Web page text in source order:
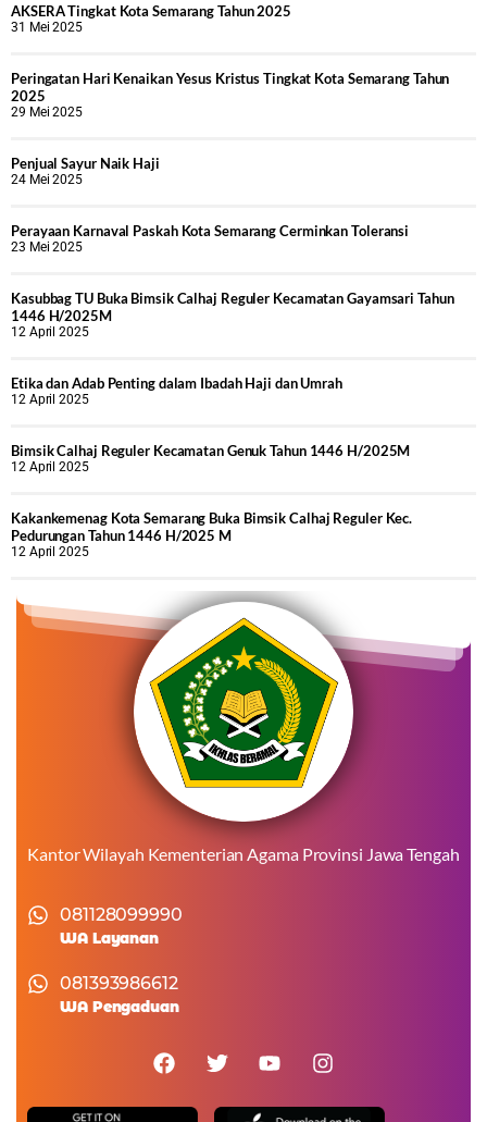
AKSERA Tingkat Kota Semarang Tahun 2025
31 Mei 2025
Peringatan Hari Kenaikan Yesus Kristus Tingkat Kota Semarang Tahun
2025
29 Mei 2025
Penjual Sayur Naik Haji
24 Mei 2025
Perayaan Karnaval Paskah Kota Semarang Cerminkan Toleransi
23 Mei 2025
Kasubbag TU Buka Bimsik Calhaj Reguler Kecamatan Gayamsari Tahun
1446 H/2025M
12 April 2025
Etika dan Adab Penting dalam Ibadah Haji dan Umrah
12 April 2025
Bimsik Calhaj Reguler Kecamatan Genuk Tahun 1446 H/2025M
12 April 2025
Kakankemenag Kota Semarang Buka Bimsik Calhaj Reguler Kec.
Pedurungan Tahun 1446 H/2025 M
12 April 2025
Kantor Wilayah Kementerian Agama Provinsi Jawa Tengah
081128099990
WA Layanan
081393986612
WA Pengaduan